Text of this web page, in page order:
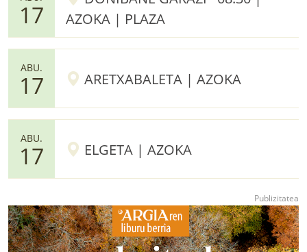
17
AZOKA | PLAZA
ABU.
17 ARETXABALETA | AZOKA
ABU.
17 ELGETA | AZOKA